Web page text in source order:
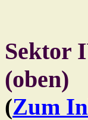
Sektor
(oben)
(Zum